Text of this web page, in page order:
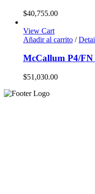
$40,755.00
View Cart
Añadir al carrito /
McCallum P4/FN
$51,030.00